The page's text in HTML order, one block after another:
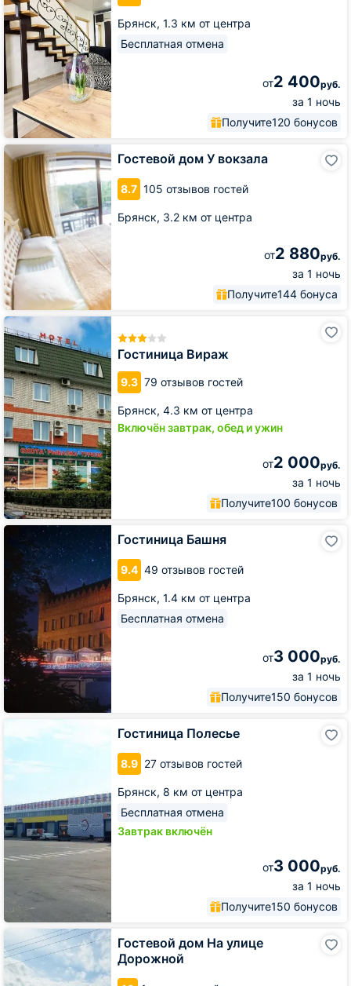
Брянск, 1.3 км от центра
Бесплатная отмена
от2 400руб.
за 1 ночь
Получите120 бонусов
Гостевой дом У вокзала
8.7 105 отзывов гостей
Брянск, 3.2 км от центра
от2 880руб.
за 1 ночь
Получите144 бонуса
Гостевой
дом
вокзала
Гостиница Вираж
9.3 79 отзывов гостей
Брянск, 4.3 км от центра
Включён завтрак, обед и ужин
от2 000руб.
за 1 ночь
Получите100 бонусов
Гостиница
Вираж
Гостиница Башня
9.4 49 отзывов гостей
Брянск, 1.4 км от центра
Бесплатная отмена
от3 000руб.
за 1 ночь
Получите150 бонусов
Гостиница
Башня
Гостиница Полесье
8.9 27 отзывов гостей
Брянск, 8 км от центра
Бесплатная отмена
Завтрак включён
от3 000руб.
за 1 ночь
Получите150 бонусов
Полесье
Гостевой дом На улице
Дорожной
Гостевой
дом
На
улице